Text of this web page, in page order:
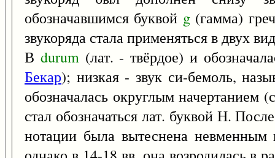
обозначавшимся буквой g(гамма)
звукоряда стала применяться в двух
В durum(лат. - твёрдое) и
Бекар); низкая - звук си-бемоль,
обозначалась округлым начертанием
стал обозначаться лат. буквой Н.
нотации была вытеснена